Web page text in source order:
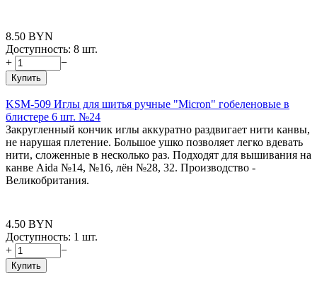
8.50 BYN
Доступность: 8 шт.
+
−
Купить
KSM-509 Иглы для шитья ручные "Micron" гобеленовые в
блистере 6 шт. №24
Закругленный кончик иглы аккуратно раздвигает нити канвы,
не нарушая плетение. Большое ушко позволяет легко вдевать
нити, сложенные в несколько раз. Подходят для вышивания на
канве Aida №14, №16, лён №28, 32. Производство -
Великобритания.
4.50 BYN
Доступность: 1 шт.
+
−
Купить